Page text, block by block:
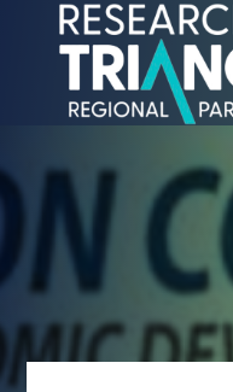
Doorgaan naar